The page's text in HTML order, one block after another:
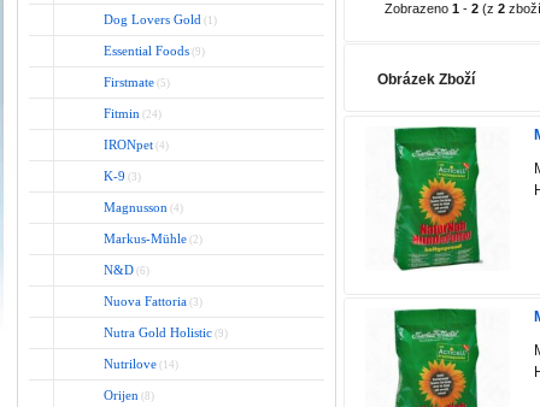
Dog Lovers Gold (1)
Essential Foods (9)
Firstmate (5)
Fitmin (24)
IRONpet (4)
K-9 (3)
Magnusson (4)
Markus-Mühle (2)
N&D (6)
Nuova Fattoria (3)
Nutra Gold Holistic (9)
Nutrilove (14)
Orijen (8)
Zobrazeno 1 - 2 (z 2
Obrázek Zboží